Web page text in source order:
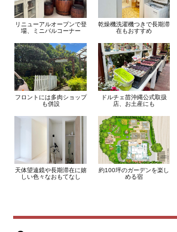
リニューアルオープンで登
場、ミニバルコーナー
乾燥機洗濯機つきで長期滞
在もおすすめ
フロントには多肉ショップ
も併設
ドルチェ苗沖縄公式取扱
店、お土産にも
天体望遠鏡や長期滞在に嬉
しい色々なおもてなし
約100坪のガーデンを楽し
める宿